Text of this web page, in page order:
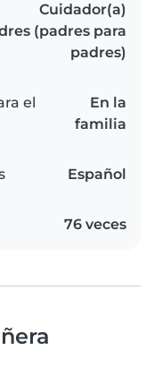
Cuidador(a)
(padres para
padres)
el
En la
familia
Español
76 veces